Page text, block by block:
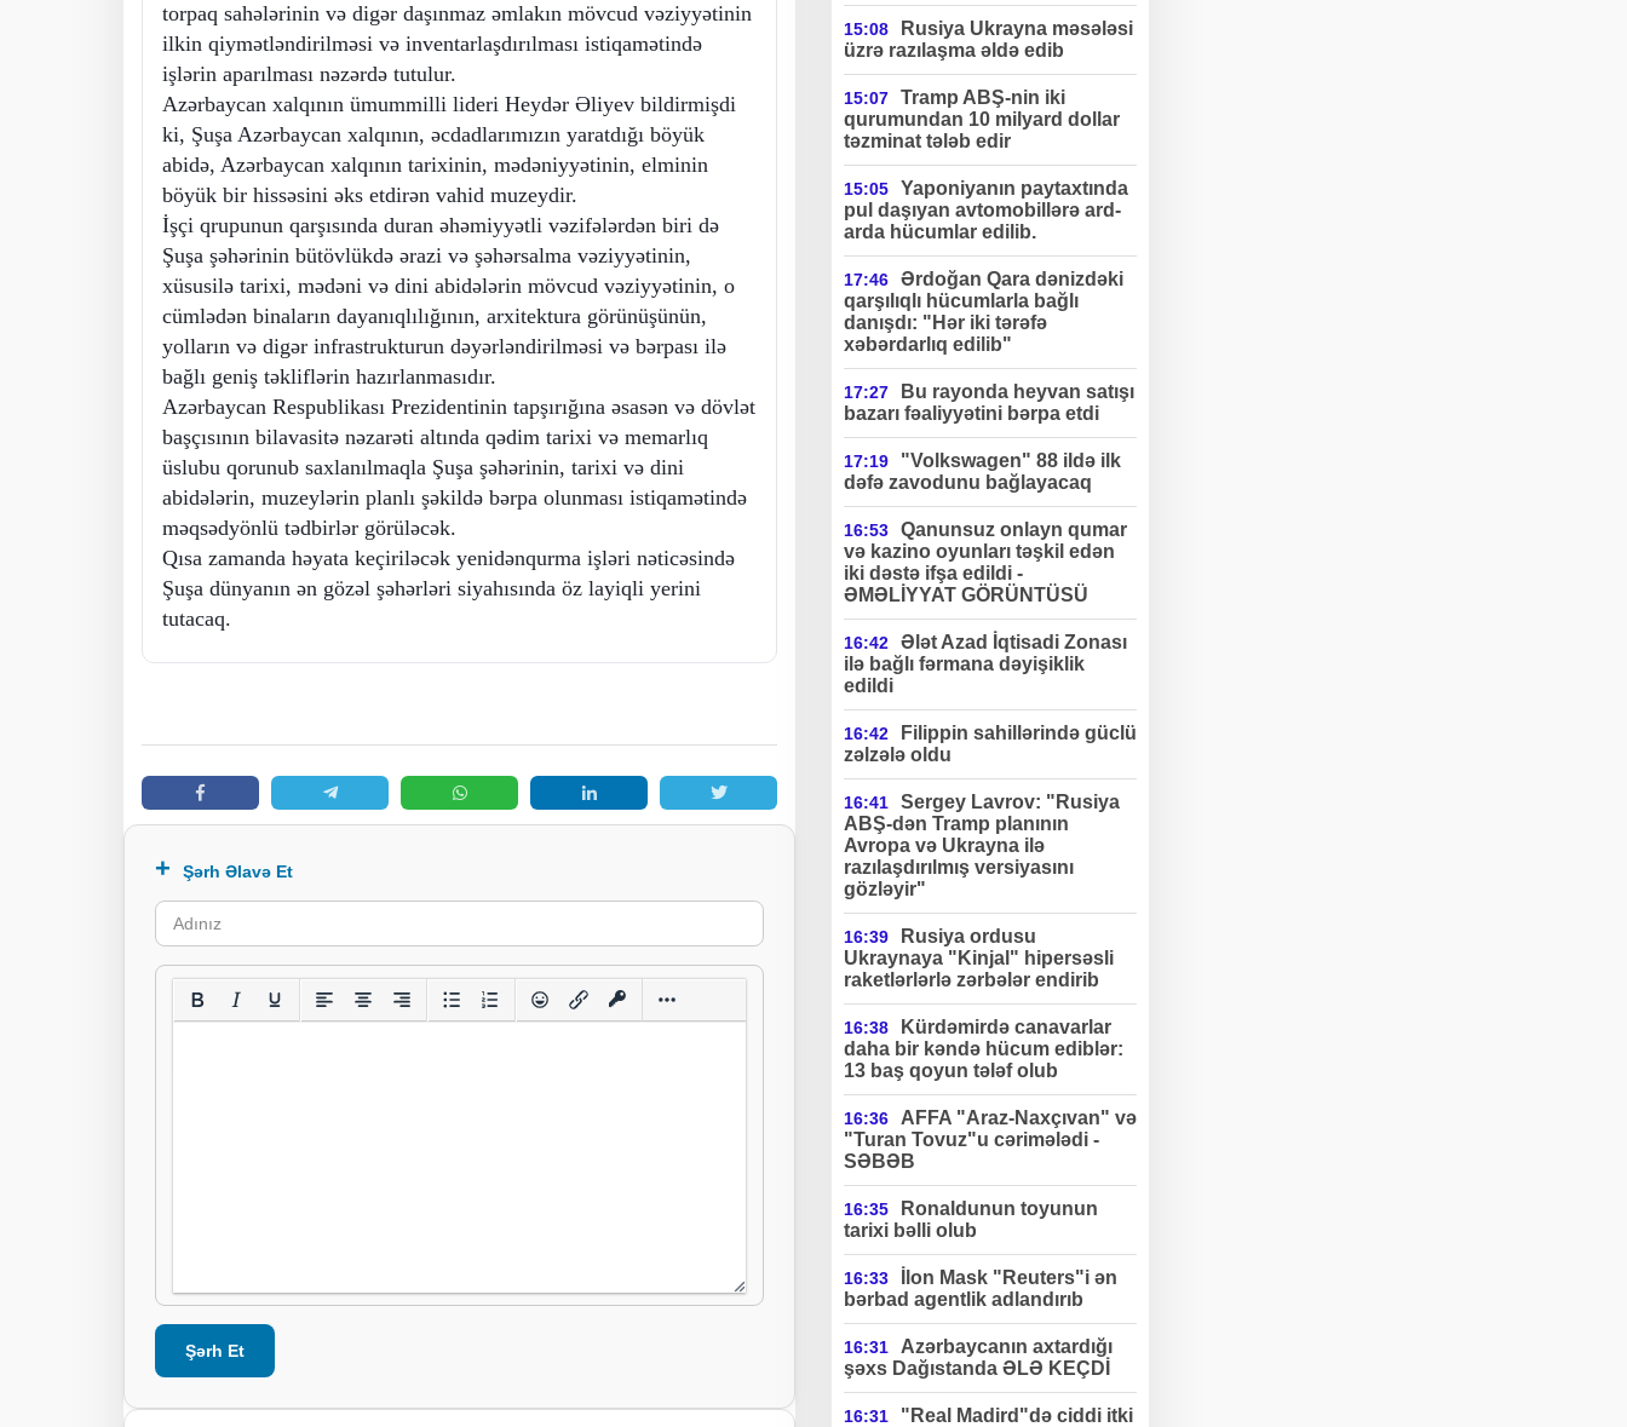
torpaq sahələrinin və digər daşınmaz əmlakın mövcud vəziyyətinin
ilkin qiymətləndirilməsi və inventarlaşdırılması istiqamətində
işlərin aparılması nəzərdə tutulur.
Azərbaycan xalqının ümummilli lideri Heydər Əliyev bildirmişdi
ki, Şuşa Azərbaycan xalqının, əcdadlarımızın yaratdığı böyük
abidə, Azərbaycan xalqının tarixinin, mədəniyyətinin, elminin
böyük bir hissəsini əks etdirən vahid muzeydir.
İşçi qrupunun qarşısında duran əhəmiyyətli vəzifələrdən biri də
Şuşa şəhərinin bütövlükdə ərazi və şəhərsalma vəziyyətinin,
xüsusilə tarixi, mədəni və dini abidələrin mövcud vəziyyətinin, o
cümlədən binaların dayanıqlılığının, arxitektura görünüşünün,
yolların və digər infrastrukturun dəyərləndirilməsi və bərpası ilə
bağlı geniş təkliflərin hazırlanmasıdır.
Azərbaycan Respublikası Prezidentinin tapşırığına əsasən və dövlət
başçısının bilavasitə nəzarəti altında qədim tarixi və memarlıq
üslubu qorunub saxlanılmaqla Şuşa şəhərinin, tarixi və dini
abidələrin, muzeylərin planlı şəkildə bərpa olunması istiqamətində
məqsədyönlü tədbirlər görüləcək.
Qısa zamanda həyata keçiriləcək yenidənqurma işləri nəticəsində
Şuşa dünyanın ən gözəl şəhərləri siyahısında öz layiqli yerini
tutacaq.
Şərh Əlavə Et
Şərh Et
15:08
Rusiya Ukrayna məsələsi
üzrə razılaşma əldə edib
15:07
Tramp ABŞ-nin iki
qurumundan 10 milyard dollar
təzminat tələb edir
15:05
Yaponiyanın paytaxtında
pul daşıyan avtomobillərə ard-
arda hücumlar edilib.
17:46
Ərdoğan Qara dənizdəki
qarşılıqlı hücumlarla bağlı
danışdı: "Hər iki tərəfə
xəbərdarlıq edilib"
17:27
Bu rayonda heyvan satışı
bazarı fəaliyyətini bərpa etdi
17:19
"Volkswagen" 88 ildə ilk
dəfə zavodunu bağlayacaq
16:53
Qanunsuz onlayn qumar
və kazino oyunları təşkil edən
iki dəstə ifşa edildi -
ƏMƏLİYYAT GÖRÜNTÜSÜ
16:42
Ələt Azad İqtisadi Zonası
ilə bağlı fərmana dəyişiklik
edildi
16:42
Filippin sahillərində güclü
zəlzələ oldu
16:41
Sergey Lavrov: "Rusiya
ABŞ-dən Tramp planının
Avropa və Ukrayna ilə
razılaşdırılmış versiyasını
gözləyir"
16:39
Rusiya ordusu
Ukraynaya "Kinjal" hipersəsli
raketlərlərlə zərbələr endirib
16:38
Kürdəmirdə canavarlar
daha bir kəndə hücum ediblər:
13 baş qoyun tələf olub
16:36
AFFA "Araz-Naxçıvan" və
"Turan Tovuz"u cərimələdi -
SƏBƏB
16:35
Ronaldunun toyunun
tarixi bəlli olub
16:33
İlon Mask "Reuters"i ən
bərbad agentlik adlandırıb
16:31
Azərbaycanın axtardığı
şəxs Dağıstanda ƏLƏ KEÇDİ
16:31
"Real Madird"də ciddi itki